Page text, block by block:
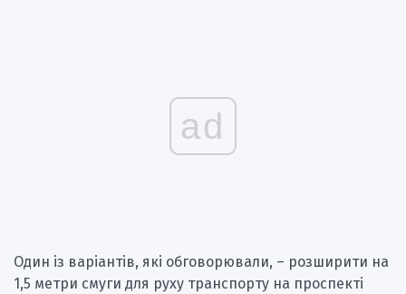
ad
Один із варіантів, які обговорювали, – розширити на
1,5 метри смуги для руху транспорту на проспекті